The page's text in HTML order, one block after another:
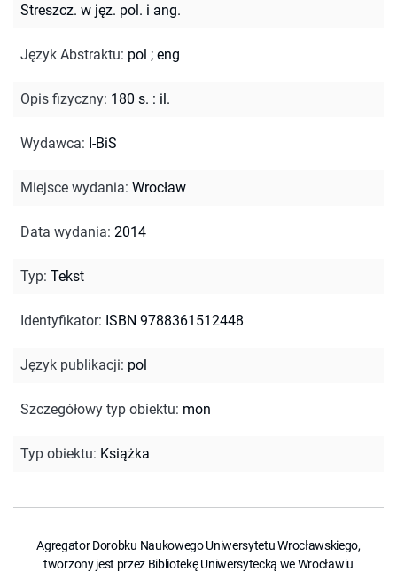
Streszcz. w jęz. pol. i ang.
Język Abstraktu: pol ; eng
Opis fizyczny: 180 s. : il.
Wydawca: I-BiS
Miejsce wydania: Wrocław
Data wydania: 2014
Typ: Tekst
Identyfikator: ISBN 9788361512448
Język publikacji: pol
Szczegółowy typ obiektu: mon
Typ obiektu: Książka
Agregator Dorobku Naukowego Uniwersytetu Wrocławskiego,
tworzony jest przez Bibliotekę Uniwersytecką we Wrocławiu